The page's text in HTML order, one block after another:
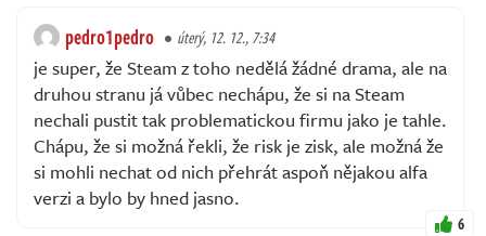
pedro1pedro úterý, 12. 12., 7:34
je super, že Steam z toho nedělá žádné drama, ale na
druhou stranu já vůbec nechápu, že si na Steam
nechali pustit tak problematickou firmu jako je tahle.
Chápu, že si možná řekli, že risk je zisk, ale možná že
si mohli nechat od nich přehrát aspoň nějakou alfa
verzi a bylo by hned jasno.
6